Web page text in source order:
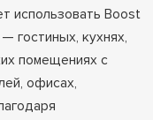
использовать Boost
гостиных, кухнях,
помещениях с
офисах,